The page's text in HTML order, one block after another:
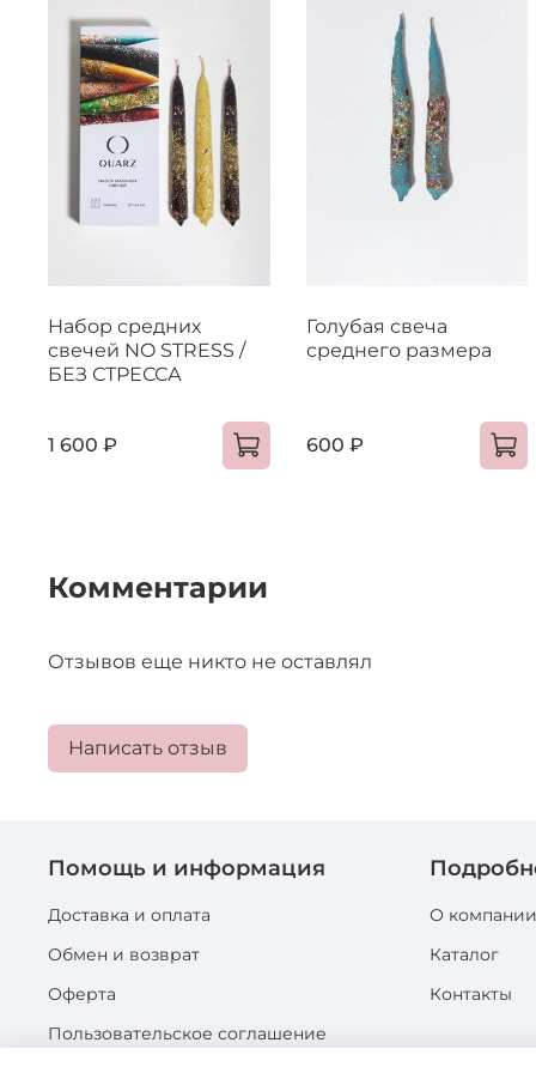
Набор средних
свечей NO STRESS /
БЕЗ СТРЕССА
1 600 ₽
Голубая свеча
среднего размера
600 ₽
Комментарии
Отзывов еще никто не оставлял
Написать отзыв
Помощь и информация
Доставка и оплата
Обмен и возврат
Оферта
Пользовательское соглашение
О компании
Каталог
Контакты